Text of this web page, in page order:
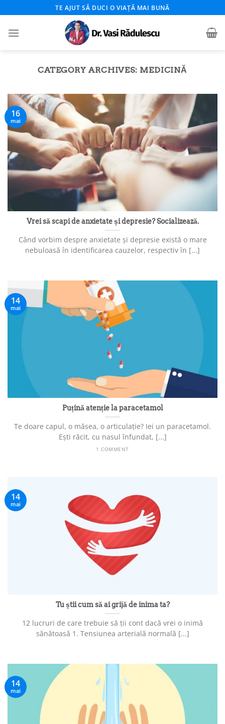
to
content
TE AJUT SĂ DUCI O VIAȚĂ MAI BUNĂ
CATEGORY ARCHIVES: MEDICINĂ
Vrei să scapi de anxietate și depresie? Socializează.
Când vorbim despre anxietate și depresie există o mare
nebuloasă în identificarea cauzelor, respectiv în [...]
16
mai
Puțină atenție la paracetamol
Te doare capul, o măsea, o articulație? Iei un paracetamol.
Ești răcit, cu nasul înfundat, [...]
1 COMMENT
14
mai
Tu știi cum să ai grijă de inima ta?
12 lucruri de care trebuie să ții cont dacă vrei o inimă
sănătoasă 1. Tensiunea arterială normală [...]
14
mai
14
mai